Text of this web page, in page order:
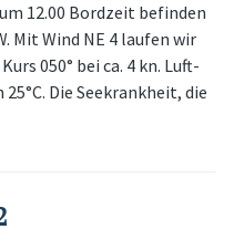
12.00 Bordzeit befinden
Mit Wind NE 4 laufen wir
050° bei ca. 4 kn. Luft-
Die Seekrankheit, die